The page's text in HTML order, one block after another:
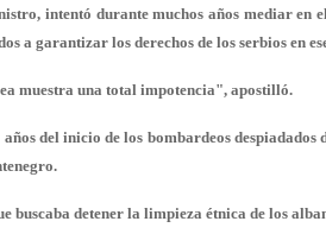
intentó durante muchos años mediar en
a garantizar los derechos de los serbios en
muestra una total impotencia", apostilló.
del inicio de los bombardeos despiadados
buscaba detener la limpieza étnica de los